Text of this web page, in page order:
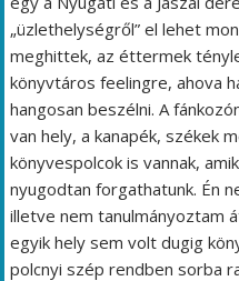
„üzlethelységről” el lehet
meghittek, az éttermek
könyvtáros feelingre, ahova
hangosan beszélni. A
van hely, a kanapék, székek
könyvespolcok is vannak,
nyugodtan forgathatunk. Én
illetve nem tanulmányoztam
egyik hely sem volt dugig
polcnyi szép rendben sorba